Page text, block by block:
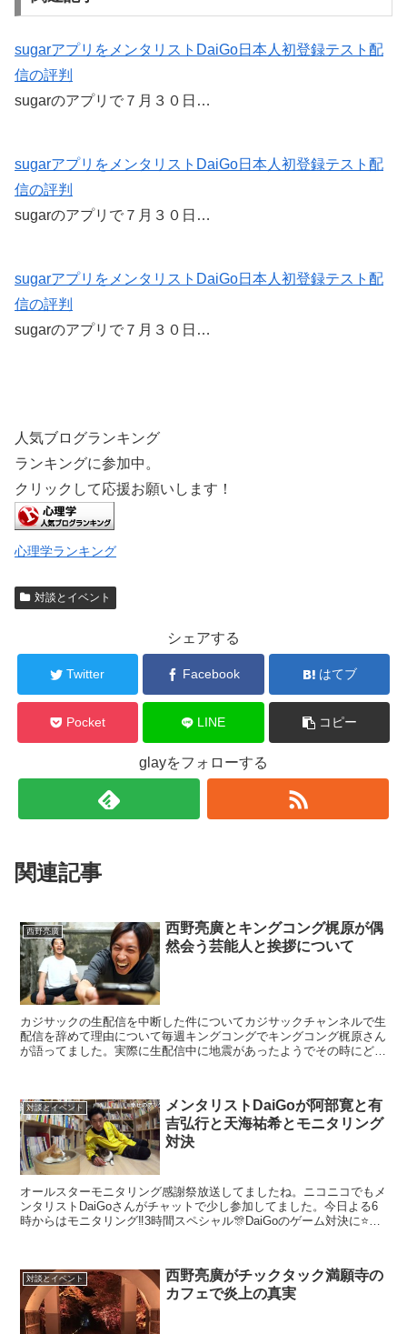
b
o
o
sugarアプリをメンタリストDaiGo日本人初登録テスト配
信の評判
sugarのアプリで７月３０日…
sugarアプリをメンタリストDaiGo日本人初登録テスト配
信の評判
sugarのアプリで７月３０日…
sugarアプリをメンタリストDaiGo日本人初登録テスト配
信の評判
sugarのアプリで７月３０日…
人気ブログランキング
ランキングに参加中。
クリックして応援お願いします！
心理学ランキング
対談とイベント
シェアする
Twitter Facebook はてブ
Pocket LINE コピー
glayをフォローする
関連記事
西野亮廣
西野亮廣とキングコング梶原が偶
然会う芸能人と挨拶について
カジサックの生配信を中断した件についてカジサックチャンネルで生
配信を辞めて理由について毎週キングコングでキングコング梶原さん
が語ってました。実際に生配信中に地震があったようでその時にどう
対談とイベント
メンタリストDaiGoが阿部寛と有
吉弘行と天海祐希とモニタリング
対決
オールスターモニタリング感謝祭放送してましたね。ニコニコでもメ
ンタリストDaiGoさんがチャットで少し参加してました。今日よる6
時からはモニタリング‼️3時間スペシャル🎊DaiGoのゲーム対決に⭐️阿
対談とイベント
西野亮廣がチックタック満願寺の
カフェで炎上の真実